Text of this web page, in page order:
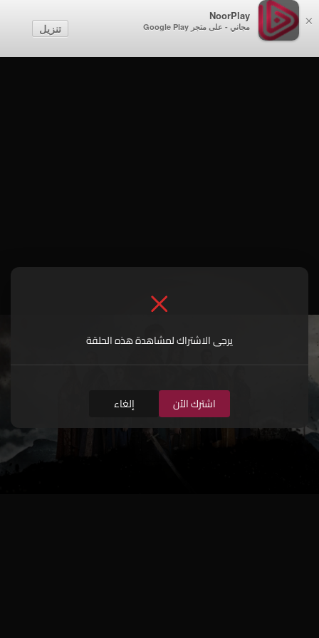
×
NoorPlay
مجاني - على متجر Google Play تنزيل
يرجى الاشتراك لمشاهدة هذه الحلقة
اشترك الآن إلغاء